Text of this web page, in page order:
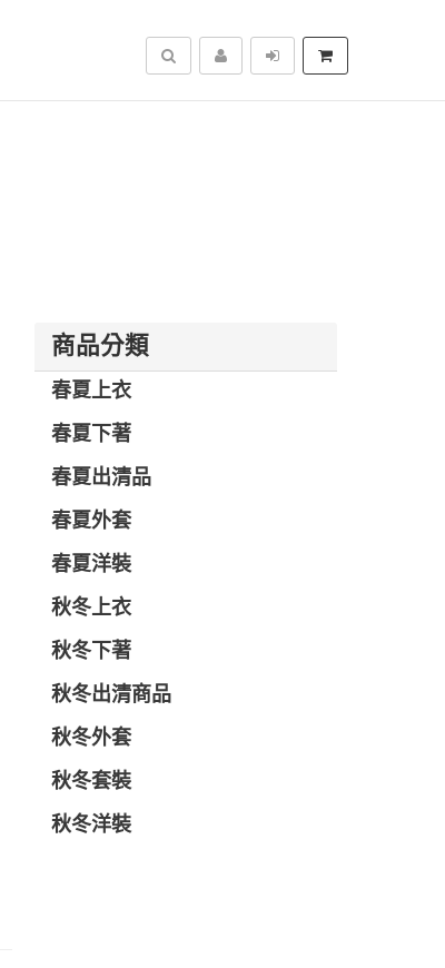
搜尋
商品分類
春夏上衣
春夏下著
春夏出清品
春夏外套
春夏洋裝
秋冬上衣
秋冬下著
秋冬出清商品
秋冬外套
秋冬套裝
秋冬洋裝